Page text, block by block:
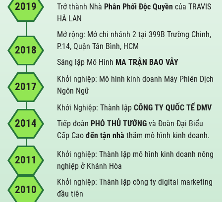
2019
Trở thành Nhà Phân Phối Độc Quyền của TRAVIS
HÀ LAN
2018
Mở rộng: Mở chi nhánh 2 tại 399B Trường Chinh,
P.14, Quận Tân Bình, HCM
Sáng lập Mô Hình MA TRẬN BAO VÂY
2017
Khởi nghiệp: Mô hình kinh doanh Máy Phiên Dịch
Ngôn Ngữ
2014
Khởi Nghiệp: Thành lập CÔNG TY QUỐC TẾ DMV
Tiếp đoàn PHÓ THỦ TƯỚNG và Đoàn Đại Biểu
Cấp Cao đến tận nhà thăm mô hình kinh doanh.
2011
Khởi nghiệp: Thành lập mô hình kinh doanh nông
nghiệp ở Khánh Hòa
2010
Khởi nghiệp: Thành lập công ty digital marketing
đầu tiên